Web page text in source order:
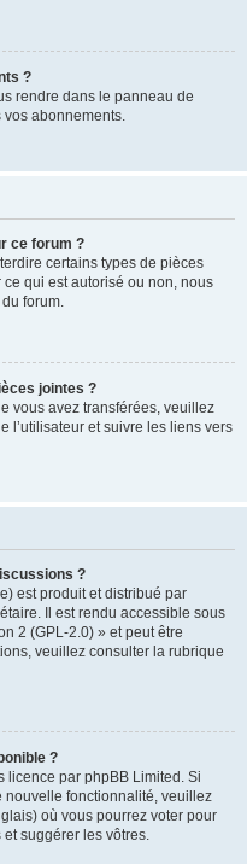
?
rendre dans le panneau de
vos abonnements.
ce forum ?
certains types de pièces
qui est autorisé ou non, nous
forum.
jointes ?
vous avez transférées, veuillez
l’utilisateur et suivre les liens vers
?
est produit et distribué par
Il est rendu accessible sous
2 (GPL-2.0) » et peut être
veuillez consulter la rubrique
?
licence par phpBB Limited. Si
nouvelle fonctionnalité, veuillez
où vous pourrez voter pour
et suggérer les vôtres.